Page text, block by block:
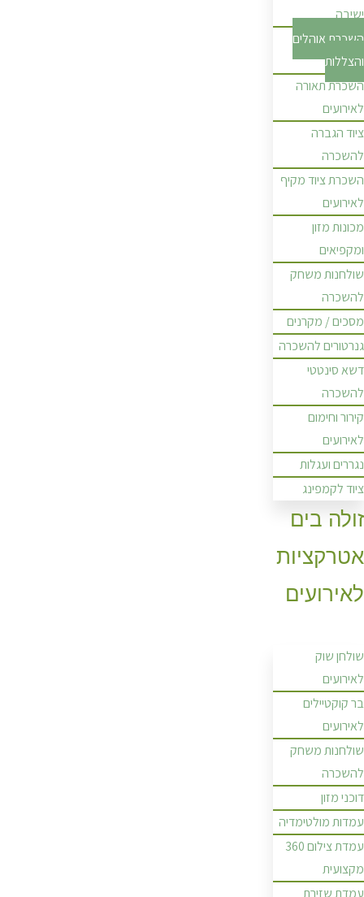
ישיבה
השכרת אוהלים
והצללות
השכרת תאורה
לאירועים
ציוד הגברה
להשכרה
השכרת ציוד מקיף
לאירועים
מכונות מזון
ומקפיאים
שולחנות משחק
להשכרה
מסכים / מקרנים
גנרטורים להשכרה
דשא סינטטי
להשכרה
קירור וחימום
לאירועים
נגררים ועגלות
ציוד לקמפינג
זולה בים
אטרקציות
לאירועים
שולחן שוק
לאירועים
בר קוקטיילים
לאירועים
שולחנות משחק
להשכרה
דוכני מזון
עמדות מולטימדיה
עמדת צילום 360
מקצועית
עמדת שזירת